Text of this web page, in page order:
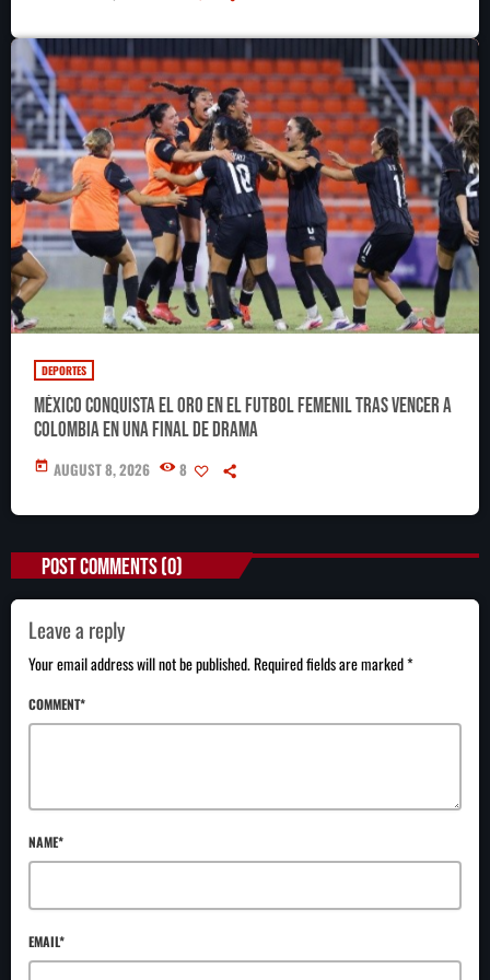
DEPORTES
México conquista el oro en el futbol femenil tras vencer a
Colombia en una final de drama
today AUGUST 8, 2026 8
POST COMMENTS (0)
Leave a reply
Your email address will not be published. Required fields are marked *
COMMENT*
NAME*
EMAIL*